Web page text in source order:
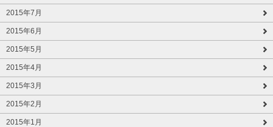
2015年7月
2015年6月
2015年5月
2015年4月
2015年3月
2015年2月
2015年1月